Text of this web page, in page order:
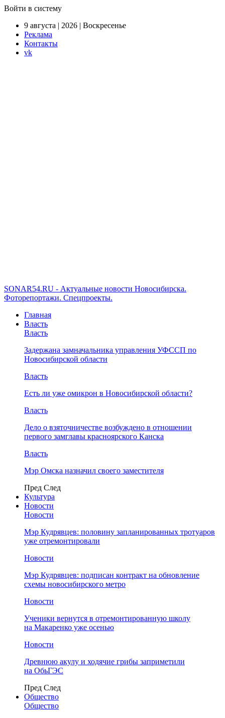
Войти в систему
9 августа | 2026 | Воскресенье
Реклама
Контакты
vk
SONAR54.RU - Актуальные новости Новосибирска.
Фоторепортажи. Спецпроекты.
Главная
Власть
Власть
Задержана замначальника управления УФССП по
Новосибирской области
Власть
Есть ли уже омикрон в Новосибирской области?
Власть
Дело о взяточничестве возбуждено в отношении
первого замглавы красноярского Канска
Власть
Мэр Омска назначил своего заместителя
Пред След
Культура
Новости
Новости
Мэр Кудрявцев: половину запланированных тротуаров
уже отремонтировали
Новости
Мэр Кудрявцев: подписан контракт на обновление
схемы новосибирского метро
Новости
Ученики вернутся в отремонтированную школу
на Макаренко уже осенью
Новости
Древнюю акулу и ходячие грибы заприметили
на ОбьГЭС
Пред След
Общество
Общество